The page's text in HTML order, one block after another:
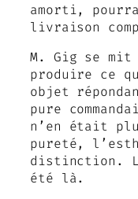
amorti,
livraison
M. Gig se
produire ce
objet
pure
n’en était
pureté,
distinction.
été là.